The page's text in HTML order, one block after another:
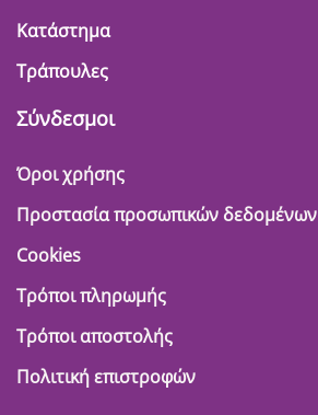
Κατάστημα
Τράπουλες
Σύνδεσμοι
Όροι χρήσης
Προστασία προσωπικών δεδομένων
Cookies
Τρόποι πληρωμής
Τρόποι αποστολής
Πολιτική επιστροφών